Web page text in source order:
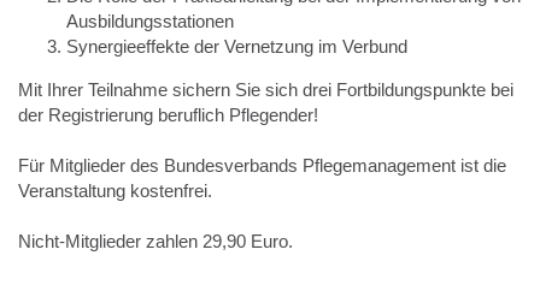
Ausbildungsstationen
Synergieeffekte der Vernetzung im Verbund
Mit Ihrer Teilnahme sichern Sie sich drei Fortbildungspunkte bei
der Registrierung beruflich Pflegender!
Für Mitglieder des Bundesverbands Pflegemanagement ist die
Veranstaltung kostenfrei.
Nicht-Mitglieder zahlen 29,90 Euro.